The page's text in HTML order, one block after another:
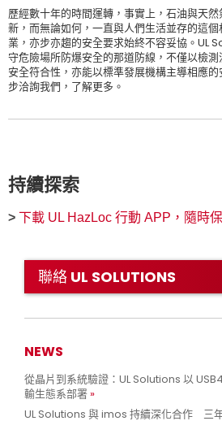
歷經數十年的時間運轉，事實上，石油與天
新，而無論如何，一直與人們生活並存的這
業，亦步亦趨的安全要求始終不容妥協。UL
守危險場所防爆安全的那道防線，不僅以檢
安全符合性，亦能以標準發展機構主導相應
步洽詢我們，了解更多。
持續探索
> 下載 UL HazLoc 行動 APP，隨時
聯絡 UL SOLUTIONS
NEWS
從晶片到系統驗證：UL Solutions 以
輸生態系部署
UL Solutions 與 imos 持續深化合作 三